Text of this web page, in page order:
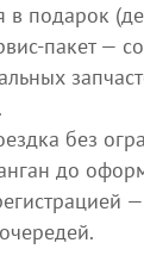
в подарок
—
без
до